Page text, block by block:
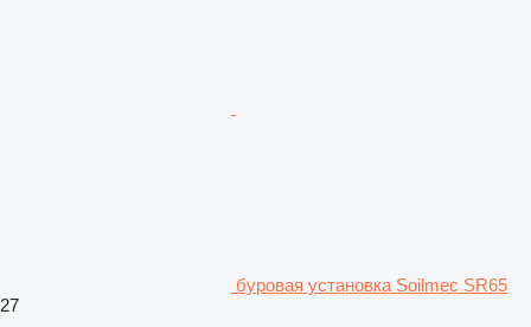
буровая установка Soilmec SR65
27